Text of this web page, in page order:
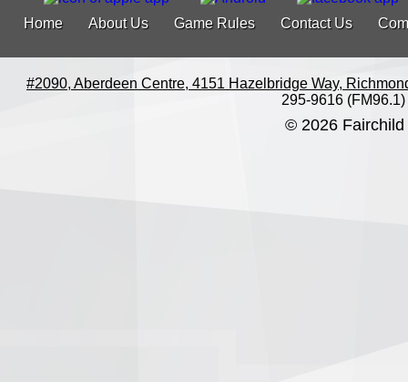
Home About Us Game Rules Contact Us
#2090, Aberdeen Centre, 4151 Hazelbridge Way,
295-9616 (FM96.1)
© 2026 Fairchild